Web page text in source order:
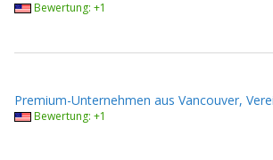
Bewertung: +1
Premium-Unternehmen aus Vancouver,
Bewertung: +1